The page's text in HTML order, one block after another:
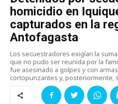
homicidio en
capturados en la
Antofagasta
Los secuestradores exigían la
que no pudo ser reunida por la
fue asesinado a golpes y con armas
cortopunzantes y, posteriormente,